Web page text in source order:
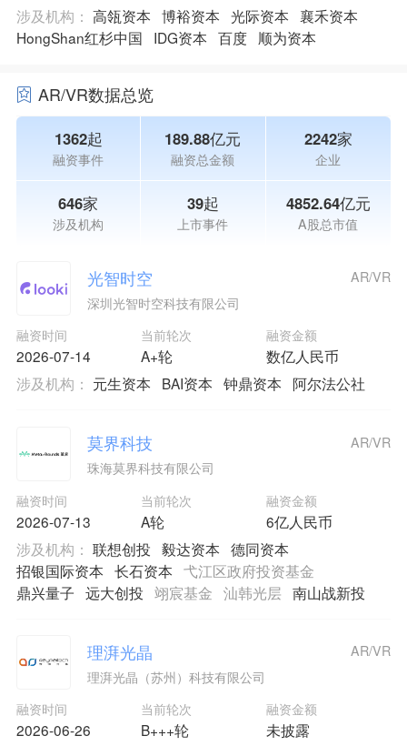
涉及机构： 高瓴资本 博裕资本 光际资本
襄禾资本
HongShan红杉中国
IDG资本 百度 顺为资本
AR/VR数据总览
1362起
融资事件
189.88亿元
融资总金额
2242家
企业
646家
涉及机构
39起
上市事件
4852.64亿元
A股总市值
光智时空
深圳光智时空科技有限公司
融资时间
2026-07-14
当前轮次
A+轮
融资金额
数亿人民币
AR/VR
涉及机构： 元生资本 BAI资本 钟鼎资本 阿尔法公社
莫界科技
珠海莫界科技有限公司
融资时间
2026-07-13
当前轮次
A轮
融资金额
6亿人民币
AR/VR
涉及机构： 联想创投 毅达资本 德同资本
招银国际资本 长石资本 弋江区政府投资基金
鼎兴量子 远大创投 翊宸基金 汕韩光层 南山战新投
理湃光晶
理湃光晶（苏州）科技有限公司
融资时间
2026-06-26
当前轮次
B+++轮
融资金额
未披露
AR/VR